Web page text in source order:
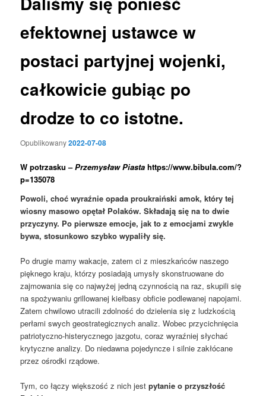
efektownej ustawce w
postaci partyjnej wojenki,
całkowicie gubiąc po
drodze to co istotne.
Opublikowany2022-07-08
W potrzasku –Przemysław Piasta https://www.bibula.com/?
p=135078
Powoli, choć wyraźnie opada proukraiński amok, który tej
wiosny masowo opętał Polaków. Składają się na to dwie
przyczyny. Po pierwsze emocje, jak to z emocjami zwykle
bywa, stosunkowo szybko wypaliły się.
Po drugie mamy wakacje, zatem ci z mieszkańców naszego
pięknego kraju, którzy posiadają umysły skonstruowane do
zajmowania się co najwyżej jedną czynnością na raz, skupili się
na spożywaniu grillowanej kiełbasy obficie podlewanej napojami.
Zatem chwilowo utracili zdolność do dzielenia się z ludzkością
perłami swych geostrategicznych analiz. Wobec przycichnięcia
patriotyczno-histerycznego jazgotu, coraz wyraźniej słychać
krytyczne analizy. Do niedawna pojedyncze i silnie zakłócane
przez ośrodki rządowe.
Tym, co łączy większość z nich jest pytanie o przyszłość